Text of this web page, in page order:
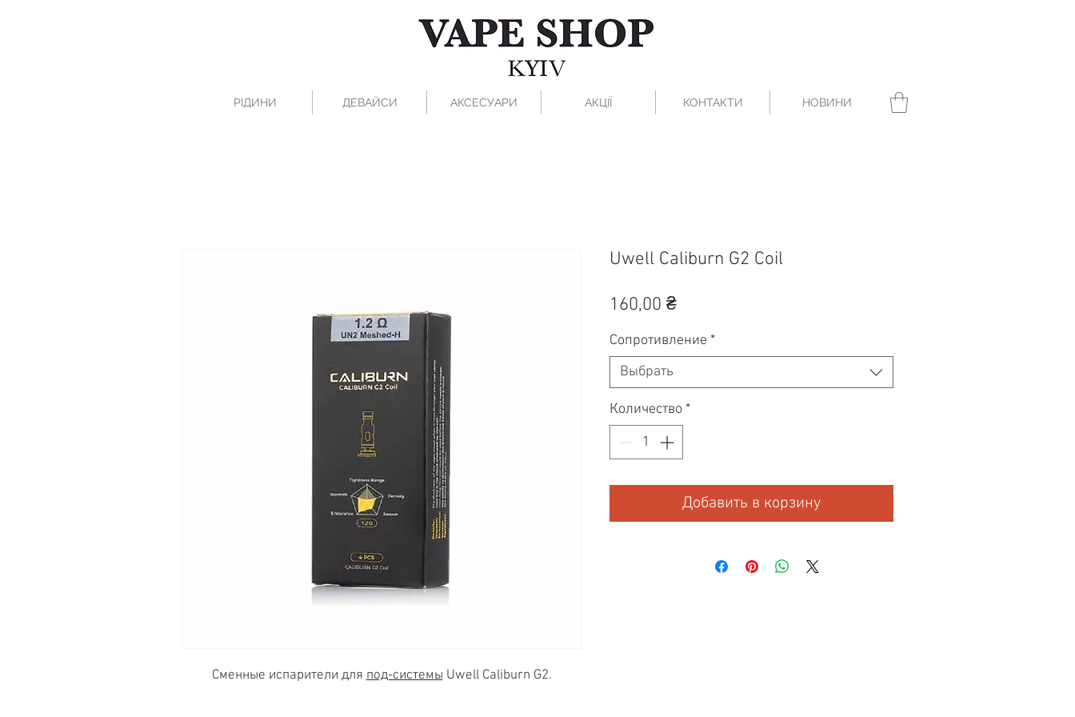
РІДИНИ ДЕВАЙСИ АКСЕСУАРИ АКЦІЇ КОНТАКТИ НОВИНИ
Сменные испарители дляпод-системыUwell Caliburn G2.
Uwell Caliburn G2 Coil
160,00 ₴Цена
Сопротивление *
Выбрать
Количество *
Добавить в корзину